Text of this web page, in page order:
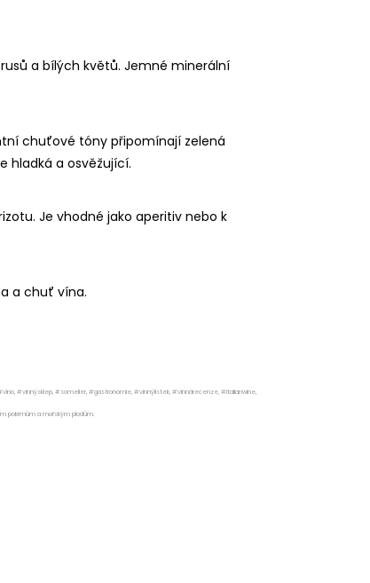
a bílých květů. Jemné minerální
chuťové tóny připomínají zelená
hladká a osvěžující.
Je vhodné jako aperitiv nebo k
a chuť vína.
#vinnýsklep, #somelier, #gastronomie, #vinnýlístek, #vinnárecenze, #italianwine,
pokrmům a mořským plodům.